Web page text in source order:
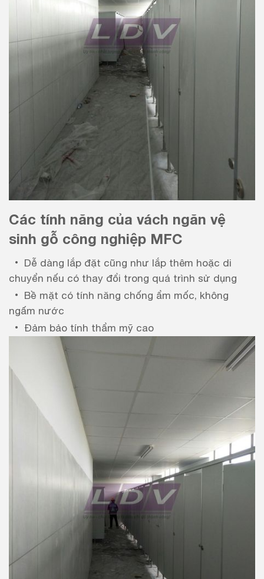
Các tính năng của vách ngăn vệ
sinh gỗ công nghiệp MFC
Dễ dàng lắp đặt cũng như lắp thêm hoặc di
chuyển nếu có thay đổi trong quá trình sử dụng
Bề mặt có tính năng chống ẩm mốc, không
ngấm nước
Đảm bảo tính thẩm mỹ cao